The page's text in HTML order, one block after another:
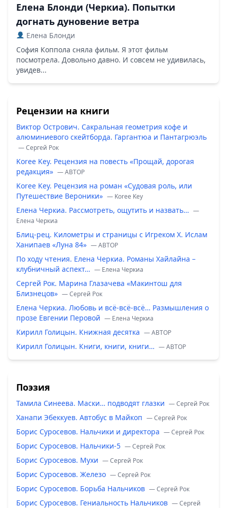
Елена Блонди (Черкиа). Попытки
догнать дуновение ветра
Елена Блонди
София Коппола сняла фильм. Я этот фильм
посмотрела. Довольно давно. И совсем не удивилась,
увидев...
Рецензии на книги
Виктор Острович. Сакральная геометрия кофе и
алюминиевого скейтборда. Гаргантюа и Пантагрюэль
— Сергей Рок
Koree Key. Рецензия на повесть «Прощай, дорогая
редакция» — ABTOP
Koree Key. Рецензия на роман «Судовая роль, или
Путешествие Вероники» — Koree Key
Елена Черкиа. Рассмотреть, ощутить и назвать… —
Елена Черкиа
Блиц-рец. Километры и страницы с Игреком Х. Ислам
Ханипаев «Луна 84» — ABTOP
По ходу чтения. Елена Черкиа. Романы Хайлайна –
клубничный аспект… — Елена Черкиа
Сергей Рок. Марина Глазачева «Макинтош для
Близнецов» — Сергей Рок
Елена Черкиа. Любовь и всё-всё-всё… Размышления о
прозе Евгении Перовой — Елена Черкиа
Кирилл Голицын. Книжная десятка — ABTOP
Кирилл Голицын. Книги, книги, книги… — ABTOP
Поэзия
Тамила Синеева. Маски… подводят глазки — Сергей Рок
Ханапи Эбеккуев. Автобус в Майкоп — Сергей Рок
Борис Суросевов. Нальчики и директора — Сергей Рок
Борис Суросевов. Нальчики-5 — Сергей Рок
Борис Суросевов. Мухи — Сергей Рок
Борис Суросевов. Железо — Сергей Рок
Борис Суросевов. Борьба Нальчиков — Сергей Рок
Борис Суросевов. Гениальность Нальчиков — Сергей